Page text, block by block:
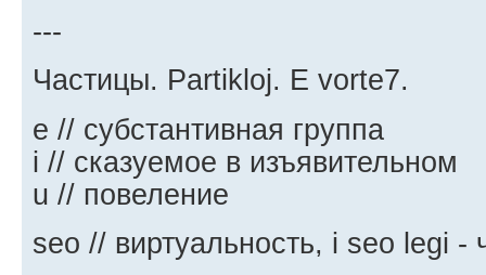
---
Частицы. Partikloj. E vorte7.
e // субстантивная группа
i // сказуемое в изъявительном
u // повеление
seo // виртуальность, i seo legi -